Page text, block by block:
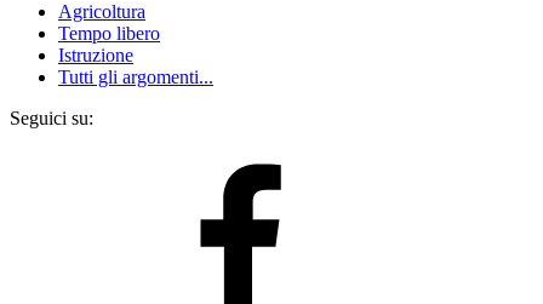
Agricoltura
Tempo libero
Istruzione
Tutti gli argomenti...
Seguici su: